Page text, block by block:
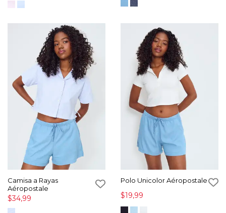
Camisa a Rayas
Aéropostale
$34,99
Polo Unicolor Aéropostale
$19,99